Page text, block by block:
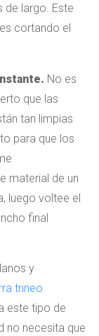
de largo. Este
cortando el
No es
que las
tan limpias
para que los
material de un
luego voltee el
final
y
trineo
este tipo de
no necesita que